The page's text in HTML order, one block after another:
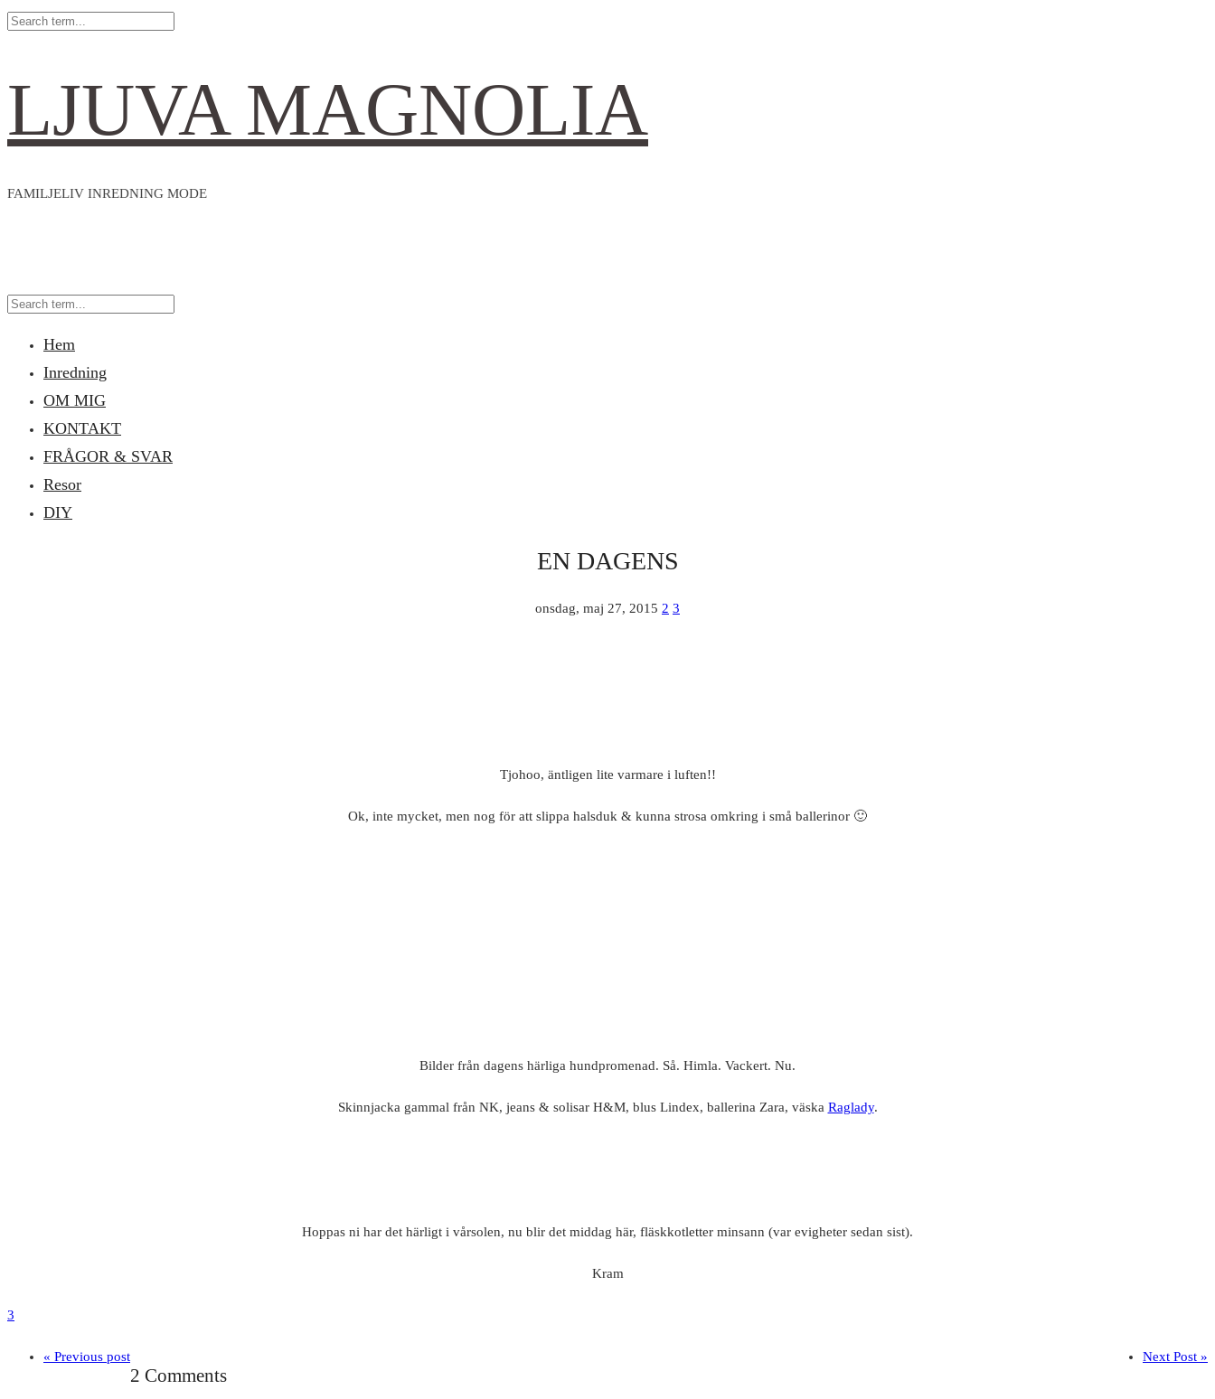
LJUVA MAGNOLIA
FAMILJELIV INREDNING MODE
Hem
Inredning
OM MIG
KONTAKT
FRÅGOR & SVAR
Resor
DIY
EN DAGENS
onsdag, maj 27, 2015 2 3
Tjohoo, äntligen lite varmare i luften!!
Ok, inte mycket, men nog för att slippa halsduk & kunna strosa omkring i små ballerinor 🙂
Bilder från dagens härliga hundpromenad. Så. Himla. Vackert. Nu.
Skinnjacka gammal från NK, jeans & solisar H&M, blus Lindex, ballerina Zara, väska Raglady.
Hoppas ni har det härligt i vårsolen, nu blir det middag här, fläskkotletter minsann (var evigheter sedan sist).
Kram
3
« Previous post Next Post »
2 Comments